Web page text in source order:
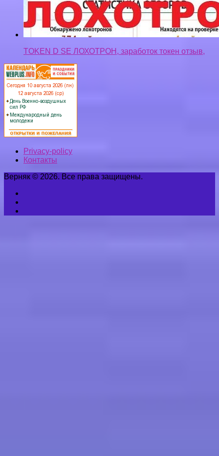
Privacy-policy
Контакты
Верняк © 2026. Все права защищены.